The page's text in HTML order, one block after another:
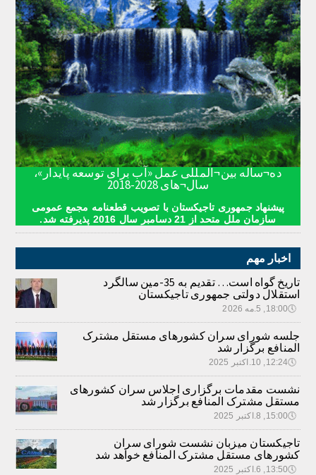
ده¬ساله بین¬المللی عمل «آب برای توسعه پایدار»،
سال¬های 2028-2018
پیشنهاد جمهوری تاجیکستان با تصویب قطعنامه مجمع عمومی
سازمان ملل متحد از 21 دسامبر سال 2016 پذیرفته شد.
اخبار مهم
تاریخ گواه است… تقدیم به 35-مین سالگرد
استقلال دولتی جمهوری تاجیکستان
🕔18:00, 5.مه 2026
جلسه شورای سران کشورهای مستقل مشترک
المنافع برگزار شد
🕔12:24, 10.اکتبر 2025
نشست مقدمات برگزاری اجلاس سران کشورهای
مستقل مشترک المنافع برگزار شد
🕔15:00, 8.اکتبر 2025
تاجیکستان میزبان نشست شورای سران
کشورهای مستقل مشترک المنافع خواهد شد
🕔13:50, 6.اکتبر 2025